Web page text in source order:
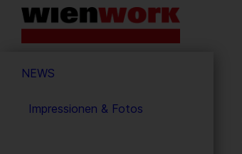
Barrierefreie
Bedienung
Webseite
NEWS
Impressionen & Fotos